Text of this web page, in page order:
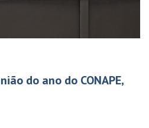
do ano do CONAPE,